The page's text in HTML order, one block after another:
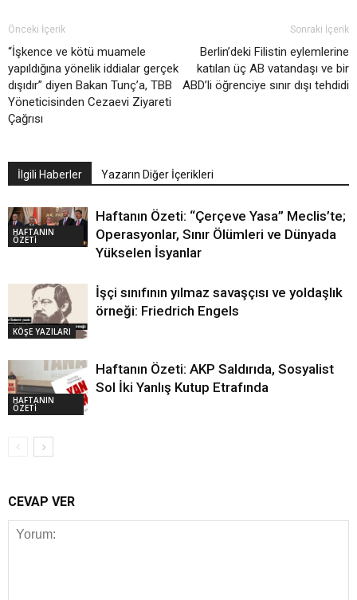
Önceki İçerik
“İşkence ve kötü muamele
yapıldığına yönelik iddialar gerçek
dışıdır” diyen Bakan Tunç’a, TBB
Yöneticisinden Cezaevi Ziyareti
Çağrısı
Sonraki İçerik
Berlin’deki Filistin eylemlerine
katılan üç AB vatandaşı ve bir
ABD’li öğrenciye sınır dışı tehdidi
İlgili Haberler Yazarın Diğer İçerikleri
HAFTANIN
ÖZETİ
Haftanın Özeti: “Çerçeve Yasa” Meclis’te;
Operasyonlar, Sınır Ölümleri ve Dünyada
Yükselen İsyanlar
KÖŞE YAZILARI
İşçi sınıfının yılmaz savaşçısı ve yoldaşlık
örneği: Friedrich Engels
HAFTANIN
ÖZETİ
Haftanın Özeti: AKP Saldırıda, Sosyalist
Sol İki Yanlış Kutup Etrafında
CEVAP VER